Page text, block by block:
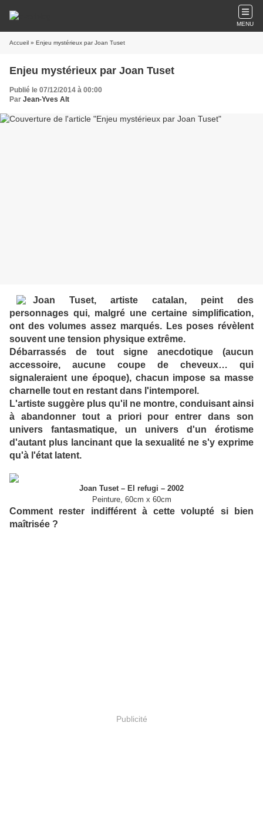
MENU
Accueil » Enjeu mystérieux par Joan Tuset
Enjeu mystérieux par Joan Tuset
Publié le 07/12/2014 à 00:00
Par Jean-Yves Alt
Joan Tuset, artiste catalan, peint des
personnages qui, malgré une certaine simplification,
ont des volumes assez marqués. Les poses révèlent
souvent une tension physique extrême.
Débarrassés de tout signe anecdotique (aucun
accessoire, aucune coupe de cheveux… qui
signaleraient une époque), chacun impose sa masse
charnelle tout en restant dans l'intemporel.
L'artiste suggère plus qu'il ne montre, conduisant ainsi
à abandonner tout a priori pour entrer dans son
univers fantasmatique, un univers d'un érotisme
d'autant plus lancinant que la sexualité ne s'y exprime
qu'à l'état latent.
Joan Tuset – El refugi – 2002
Peinture, 60cm x 60cm
Comment rester indifférent à cette volupté si bien
maîtrisée ?
Publicité